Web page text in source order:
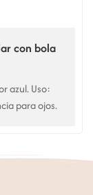
con bola
azul. Uso:
para ojos.